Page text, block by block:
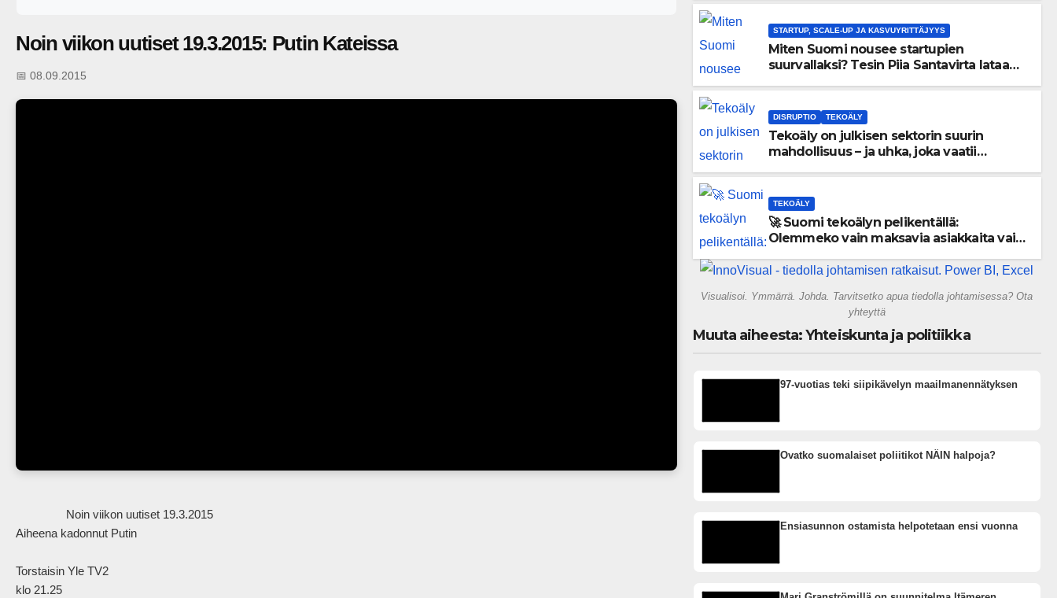
Noin viikon uutiset 19.3.2015: Putin Kateissa
📅 08.09.2015
Aiheena kadonnut Putin
Torstaisin Yle TV2
klo 21.25
STARTUP, SCALE-UP JA KASVUYRITTÄJYYS
Miten Suomi nousee startupien
suurvallaksi? Tesin Piia Santavirta lataa
DISRUPTIO TEKOÄLY
Tekoäly on julkisen sektorin suurin
mahdollisuus – ja uhka, joka vaatii
TEKOÄLY
🚀 Suomi tekoälyn pelikentällä:
Olemmeko vain maksavia asiakkaita vai
gigatehtaan?
Visualisoi. Ymmärrä. Johda. Tarvitsetko apua tiedolla johtamisessa? Ota
yhteyttä
Muuta aiheesta: Yhteiskunta ja politiikka
97-vuotias teki siipikävelyn maailmanennätyksen
Ovatko suomalaiset poliitikot NÄIN halpoja?
Ensiasunnon ostamista helpotetaan ensi vuonna